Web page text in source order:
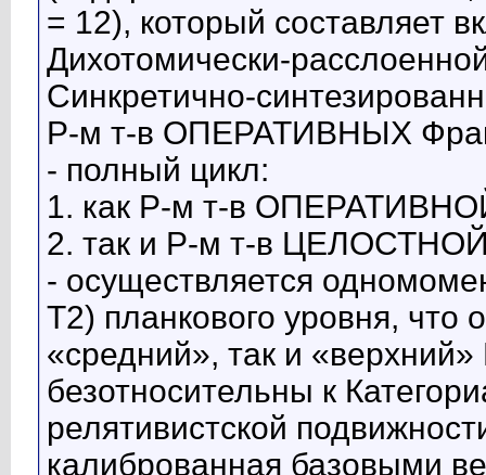
= 12), который составляет
Дихотомически-
Синкретично-
Р-м т-в ОПЕРАТИВНЫХ
- полный цикл:
1. как Р-м т-в
2. так и Р-м т-в ЦЕЛОСТНОЙ
- осуществляется
Т2) планкового уровня, что
«средний», так и
безотносительны к
релятивистской
калиброванная базовыми